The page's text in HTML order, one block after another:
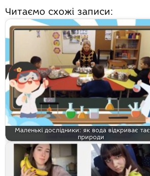
Читаємо схожі записи:
Маленькі дослідники: як вода відкриває
природи